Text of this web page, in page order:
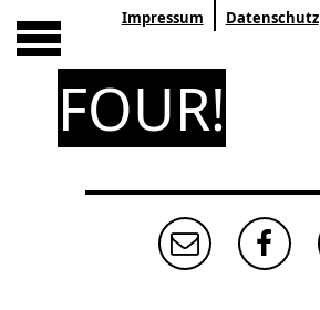
Impressum Datenschutz
FOUR!